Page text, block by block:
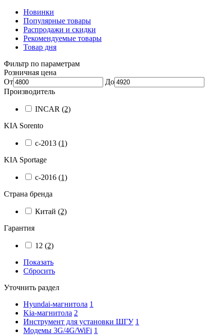
Новинки
Популярные товары
Распродажи и скидки
Рекомендуемые товары
Товар дня
Фильтр по параметрам
Розничная цена
От
До
Производитель
INCAR (2)
KIA Sorento
с-2013 (1)
KIA Sportage
с-2016 (1)
Страна бренда
Китай (2)
Гарантия
12 (2)
Показать
Сбросить
Уточнить раздел
Hyundai-магнитола 1
Kia-магнитола 2
Инструмент для установки ШГУ 1
Модемы 3G/4G/WiFi 1